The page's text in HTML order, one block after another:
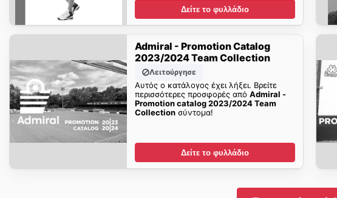
Δείτε το φυλλάδιο
Admiral - Promotion Catalog
2023/2024 Team Collection
Λειτούργησε
Αυτός ο κατάλογος έχει λήξει. Βρείτε
περισσότερες προσφορές από Admiral -
Promotion catalog 2023/2024 Team
Collectionσύντομα!
Δείτε το φυλλάδιο